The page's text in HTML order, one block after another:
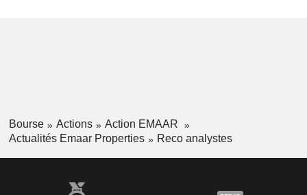
Bourse Actions
Action EMAAR
Actualités Emaar Properties
Reco analystes